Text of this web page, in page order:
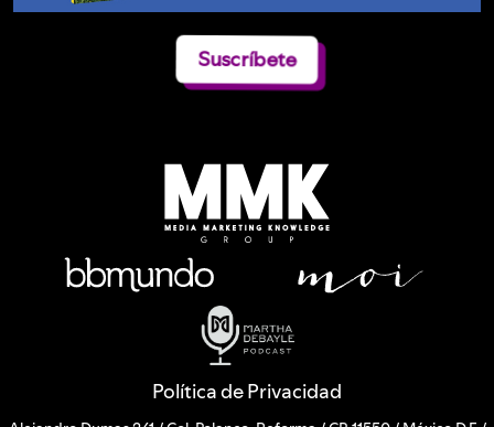
Suscríbete
Política de Privacidad